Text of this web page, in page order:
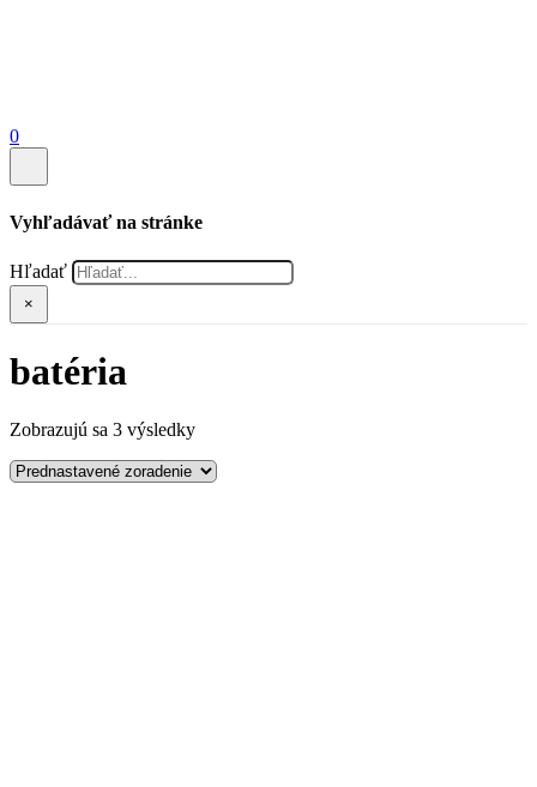
0
Vyhľadávať na stránke
Hľadať
×
batéria
Zobrazujú sa 3 výsledky